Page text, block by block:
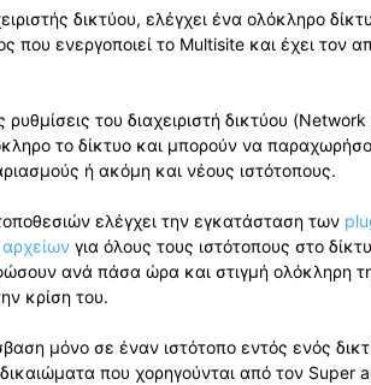
δικτύου, ελέγχει ένα ολόκληρο
που ενεργοποιεί το Multisite και έχει τον
του διαχειριστή δικτύου
το δίκτυο και μπορούν να
ή ακόμη και νέους ιστότοπους.
ελέγχει την εγκατάσταση των
αρχείων για όλους τους ιστότοπους στο
ανά πάσα ώρα και στιγμή ολόκληρη
κρίση του.
μόνο σε έναν ιστότοπο εντός ενός
που χορηγούνται από τον Super